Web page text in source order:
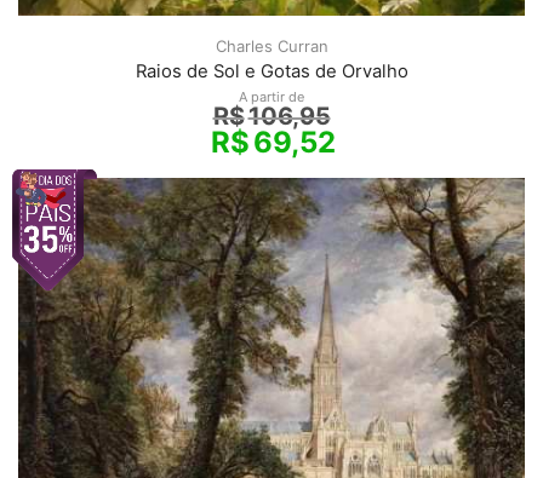
Charles Curran
Raios de Sol e Gotas de Orvalho
A partir de
R$106,95
R$69,52